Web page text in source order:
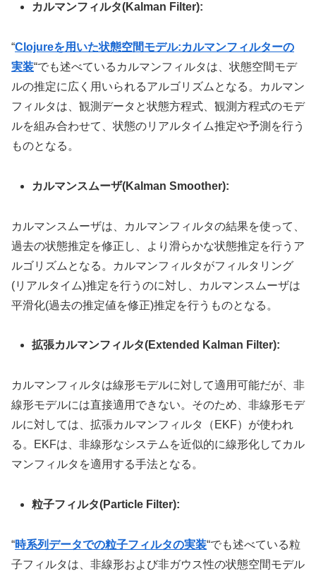
カルマンフィルタ(Kalman Filter):
“Clojureを用いた状態空間モデル:カルマンフィルターの
実装“でも述べているカルマンフィルタは、状態空間モデ
ルの推定に広く用いられるアルゴリズムとなる。カルマン
フィルタは、観測データと状態方程式、観測方程式のモデ
ルを組み合わせて、状態のリアルタイム推定や予測を行う
ものとなる。
カルマンスムーザ(Kalman Smoother):
カルマンスムーザは、カルマンフィルタの結果を使って、
過去の状態推定を修正し、より滑らかな状態推定を行うア
ルゴリズムとなる。カルマンフィルタがフィルタリング
(リアルタイム)推定を行うのに対し、カルマンスムーザは
平滑化(過去の推定値を修正)推定を行うものとなる。
拡張カルマンフィルタ(Extended Kalman Filter):
カルマンフィルタは線形モデルに対して適用可能だが、非
線形モデルには直接適用できない。そのため、非線形モデ
ルに対しては、拡張カルマンフィルタ（EKF）が使われ
る。EKFは、非線形なシステムを近似的に線形化してカル
マンフィルタを適用する手法となる。
粒子フィルタ(Particle Filter):
“時系列データでの粒子フィルタの実装“でも述べている粒
子フィルタは、非線形および非ガウス性の状態空間モデル